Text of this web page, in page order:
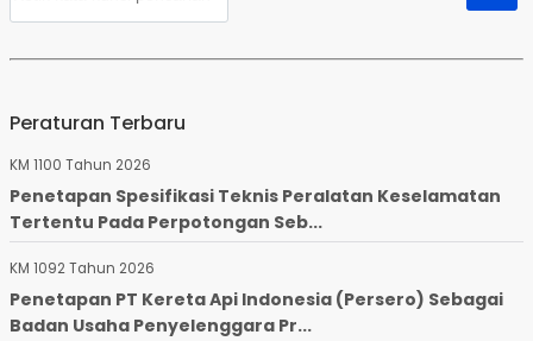
Peraturan Terbaru
KM 1100 Tahun 2026
Penetapan Spesifikasi Teknis Peralatan Keselamatan
Tertentu Pada Perpotongan Seb...
KM 1092 Tahun 2026
Penetapan PT Kereta Api Indonesia (Persero) Sebagai
Badan Usaha Penyelenggara Pr...